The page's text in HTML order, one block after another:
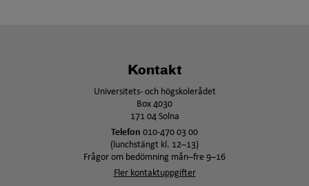
Kontakt
Universitets- och högskolerådet
Box 4030
171 04 Solna
Telefon 010-470 03 00
(lunchstängt kl. 12–13)
Frågor om bedömning mån–fre 9–16
Fler kontaktuppgifter